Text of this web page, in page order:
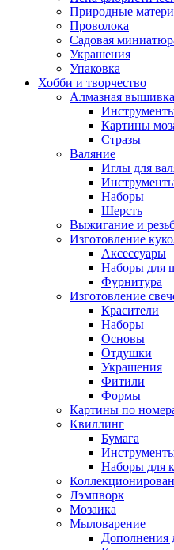
Природные
Проволока
Садовая
Украшения
Упаковка
Хобби и творчество
Алмазная вышивка
Картины
Стразы
Валяние
Иглы для
Наборы
Шерсть
Выжигание и
Изготовление
Аксессуары
Наборы для
Фурнитура
Изготовление
Красители
Наборы
Основы
Отдушки
Украшения
Фитили
Формы
Картины по
Квиллинг
Бумага
Наборы для
Лэмпворк
Мозаика
Мыловарение
Дополнения